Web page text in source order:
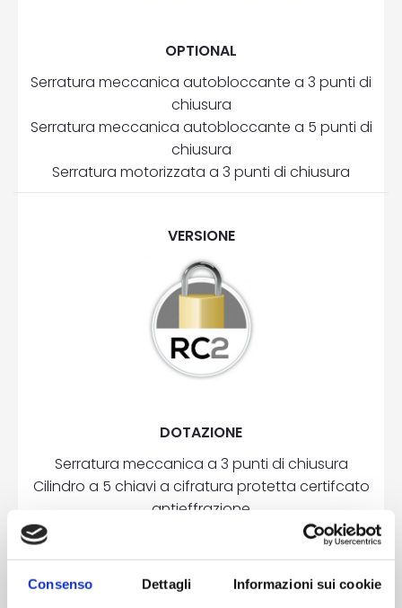
Consenso Dettagli Informazioni sui cookie
OPTIONAL
Serratura meccanica autobloccante a 3 punti di
chiusura
Serratura meccanica autobloccante a 5 punti di
chiusura
Serratura motorizzata a 3 punti di chiusura
VERSIONE
DOTAZIONE
Serratura meccanica a 3 punti di chiusura
Cilindro a 5 chiavi a cifratura protetta certifcato
antieffrazione
3 cerniere a 2 ali in alluminio registrabili
Piatti di rinforzo in acciaio nel telaio